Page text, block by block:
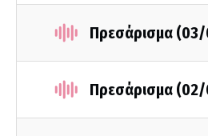
Πρεσάρισμα
Πρεσάρισμα